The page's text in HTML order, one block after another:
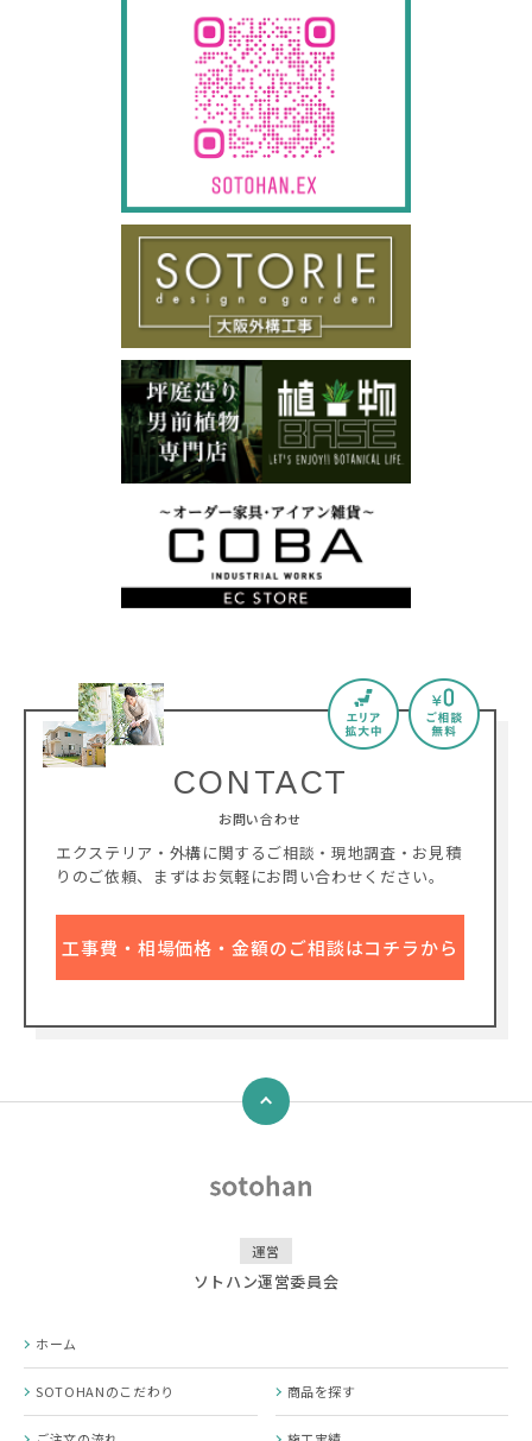
CONTACT
お問い合わせ
エクステリア・外構に関するご相談・現地調査・お見積
りのご依頼、
まずはお気軽にお問い合わせください。
工事費・相場価格・金額のご相談はコチラから
↑
運営
ソトハン運営委員会
ホーム
SOTOHANのこだわり 商品を探す